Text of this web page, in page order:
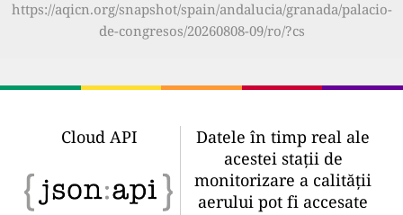
https://aqicn.org/snapshot/spain/andalucia/granada/palacio-
de-congresos/20260808-09/ro/?cs
Cloud API
Datele în timp real ale
acestei stații de
monitorizare a calității
aerului pot fi accesate